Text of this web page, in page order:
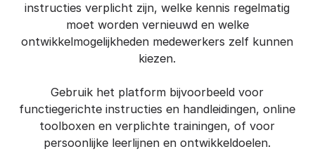
instructies verplicht zijn, welke kennis regelmatig
moet worden vernieuwd en welke
ontwikkelmogelijkheden medewerkers zelf kunnen
kiezen.
Gebruik het platform bijvoorbeeld voor
functiegerichte instructies en handleidingen, online
toolboxen en verplichte trainingen, of voor
persoonlijke leerlijnen en ontwikkeldoelen.